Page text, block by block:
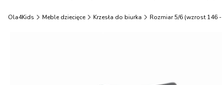
Ola4Kids Meble dziecięce Krzesła do biurka Rozmiar 5/6 (wzrost 146